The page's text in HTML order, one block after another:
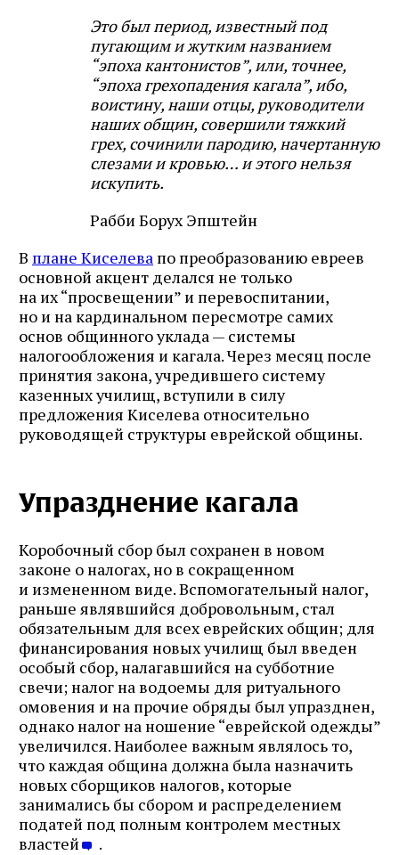
Это был период, известный под
пугающим и жутким названием
“эпоха кантонистов”, или, точнее,
“эпоха грехопадения кагала”, ибо,
воистину, наши отцы, руководители
наших общин, совершили тяжкий
грех, сочинили пародию, начертанную
слезами и кровью… и этого нельзя
искупить.
Рабби Борух Эпштейн
В плане Киселева по преобразованию евреев
основной акцент делался не только
на их “просвещении” и перевоспитании,
но и на кардинальном пересмотре самих
основ общинного уклада — системы
налогообложения и кагала. Через месяц после
принятия закона, учредившего систему
казенных училищ, вступили в силу
предложения Киселева относительно
руководящей структуры еврейской общины.
Упразднение кагала
Коробочный сбор был сохранен в новом
законе о налогах, но в сокращенном
и измененном виде. Вспомогательный налог,
раньше являвшийся добровольным, стал
обязательным для всех еврейских общин; для
финансирования новых училищ был введен
особый сбор, налагавшийся на субботние
свечи; налог на водоемы для ритуального
омовения и на прочие обряды был упразднен,
однако налог на ношение “еврейской одежды”
увеличился. Наиболее важным являлось то,
что каждая община должна была назначить
новых сборщиков налогов, которые
занимались бы сбором и распределением
податей под полным контролем местных
властей
.